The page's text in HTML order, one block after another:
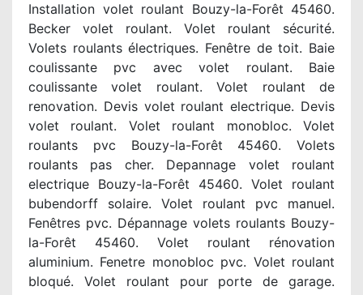
Installation volet roulant Bouzy-la-Forêt 45460.
Becker volet roulant. Volet roulant sécurité.
Volets roulants électriques. Fenêtre de toit. Baie
coulissante pvc avec volet roulant. Baie
coulissante volet roulant. Volet roulant de
renovation. Devis volet roulant electrique. Devis
volet roulant. Volet roulant monobloc. Volet
roulants pvc Bouzy-la-Forêt 45460. Volets
roulants pas cher. Depannage volet roulant
electrique Bouzy-la-Forêt 45460. Volet roulant
bubendorff solaire. Volet roulant pvc manuel.
Fenêtres pvc. Dépannage volets roulants Bouzy-
la-Forêt 45460. Volet roulant rénovation
aluminium. Fenetre monobloc pvc. Volet roulant
bloqué. Volet roulant pour porte de garage.